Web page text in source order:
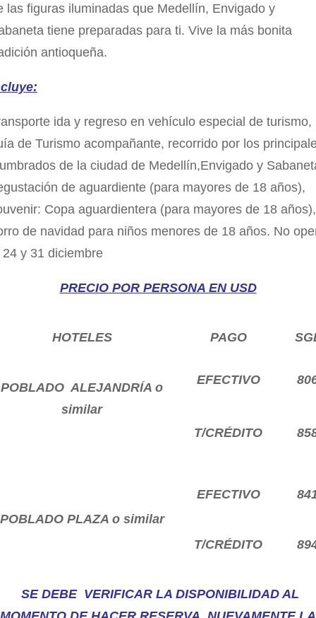
las figuras iluminadas que Medellín, Envigado y
tiene preparadas para ti. Vive la más bonita
antioqueña.
ida y regreso en vehículo especial de turismo,
de Turismo acompañante, recorrido por los
de la ciudad de Medellín,Envigado y
de aguardiente (para mayores de 18 años),
Copa aguardientera (para mayores de 18 años),
de navidad para niños menores de 18 años. No
24 y 31 diciembre
PRECIO POR PERSONA EN USD
HOTELES PAGO
POBLADO ALEJANDRÍA o
similar
EFECTIVO
T/CRÉDITO
POBLADO PLAZA o similar
EFECTIVO
T/CRÉDITO
SE DEBE VERIFICAR LA DISPONIBILIDAD AL